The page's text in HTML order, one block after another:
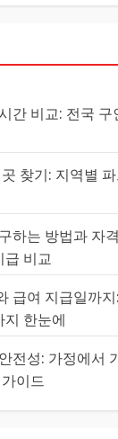
간 비교: 전국 구
찾기: 지역별
하는 방법과 자
급 비교
급여 지급일까
지 한눈에
전성: 가정에서
이드